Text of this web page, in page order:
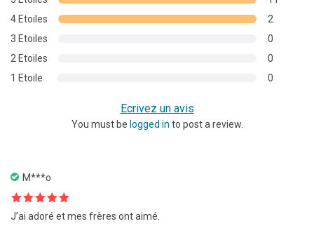
notations
client
4 Etoiles
2
3 Etoiles
0
2 Etoiles
0
1 Etoile
0
Ecrivez un avis
You must be logged in to post a review.
M***o
Note 5 sur
5
J’ai adoré et mes frères ont aimé.